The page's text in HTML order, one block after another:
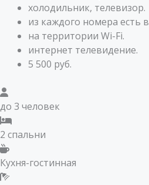
холодильник, телевизор.
из каждого номера есть
на территории Wi-Fi.
интернет телевидение.
5 500 руб.
до 3 человек
2 спальни
Кухня-гостинная